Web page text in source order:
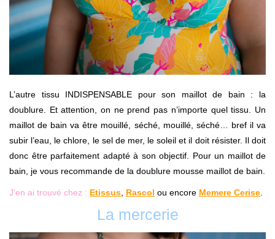
L’autre tissu INDISPENSABLE pour son maillot de bain : la
doublure. Et attention, on ne prend pas n’importe quel tissu. Un
maillot de bain va être mouillé, séché, mouillé, séché… bref il va
subir l’eau, le chlore, le sel de mer, le soleil et il doit résister. Il doit
donc être parfaitement adapté à son objectif. Pour un maillot de
bain, je vous recommande de la doublure mousse maillot de bain.
J’en ai trouvé chez : Etissus Rascol ou encore Memere Cerise
La mercerie